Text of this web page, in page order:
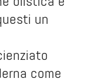
un
come